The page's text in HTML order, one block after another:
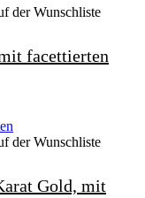
der Wunschliste
facettierten
der Wunschliste
Gold, mit